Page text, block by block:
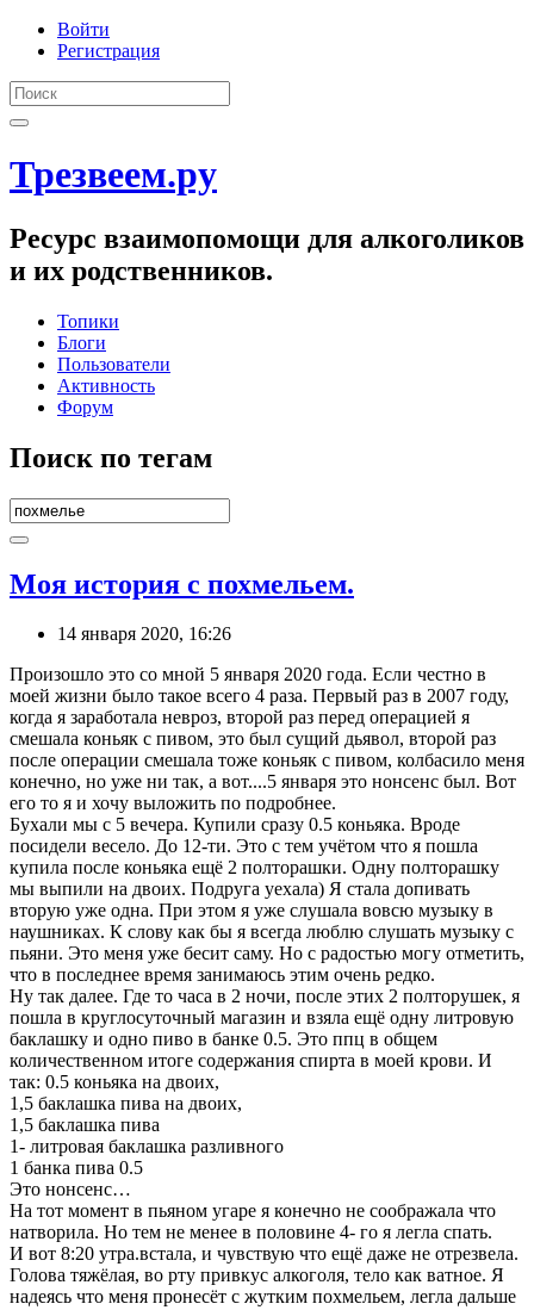
Войти
Регистрация
Трезвеем.ру
Ресурс взаимопомощи для алкоголиков
и их родственников.
Топики
Блоги
Пользователи
Активность
Форум
Поиск по тегам
Моя история с похмельем.
14 января 2020, 16:26
Произошло это со мной 5 января 2020 года. Если честно в
моей жизни было такое всего 4 раза. Первый раз в 2007 году,
когда я заработала невроз, второй раз перед операцией я
смешала коньяк с пивом, это был сущий дьявол, второй раз
после операции смешала тоже коньяк с пивом, колбасило меня
конечно, но уже ни так, а вот....5 января это нонсенс был. Вот
его то я и хочу выложить по подробнее.
Бухали мы с 5 вечера. Купили сразу 0.5 коньяка. Вроде
посидели весело. До 12-ти. Это с тем учётом что я пошла
купила после коньяка ещё 2 полторашки. Одну полторашку
мы выпили на двоих. Подруга уехала) Я стала допивать
вторую уже одна. При этом я уже слушала вовсю музыку в
наушниках. К слову как бы я всегда люблю слушать музыку с
пьяни. Это меня уже бесит саму. Но с радостью могу отметить,
что в последнее время занимаюсь этим очень редко.
Ну так далее. Где то часа в 2 ночи, после этих 2 полторушек, я
пошла в круглосуточный магазин и взяла ещё одну литровую
баклашку и одно пиво в банке 0.5. Это ппц в общем
количественном итоге содержания спирта в моей крови. И
так: 0.5 коньяка на двоих,
1,5 баклашка пива на двоих,
1,5 баклашка пива
1- литровая баклашка разливного
1 банка пива 0.5
Это нонсенс…
На тот момент в пьяном угаре я конечно не соображала что
натворила. Но тем не менее в половине 4- го я легла спать.
И вот 8:20 утра.встала, и чувствую что ещё даже не отрезвела.
Голова тяжёлая, во рту привкус алкоголя, тело как ватное. Я
надеясь что меня пронесёт с жутким похмельем, легла дальше